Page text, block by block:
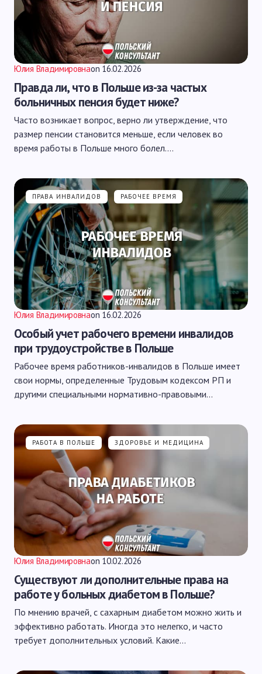
Юлия Владимировнаon 16.02.2026
Правда ли, что в Польше из-за частых
больничных пенсия будет ниже?
Часто возникает вопрос, верно ли утверждение, что
размер пенсии становится меньше, если человек во
время работы в Польше много болел.…
ПРАВА ИНВАЛИДОВ РАБОЧЕЕ ВРЕМЯ
Юлия Владимировнаon 16.02.2026
Особый учет рабочего времени инвалидов
при трудоустройстве в Польше
Рабочее время работников-инвалидов в Польше имеет
свои нормы, определенные Трудовым кодексом РП и
другими специальными нормативно-правовыми…
РАБОТА В ПОЛЬШЕ ЗДОРОВЬЕ И МЕДИЦИНА
Юлия Владимировнаon 10.02.2026
Существуют ли дополнительные права на
работе у больных диабетом в Польше?
По мнению врачей, с сахарным диабетом можно жить и
эффективно работать. Иногда это нелегко, и часто
требует дополнительных условий. Какие…